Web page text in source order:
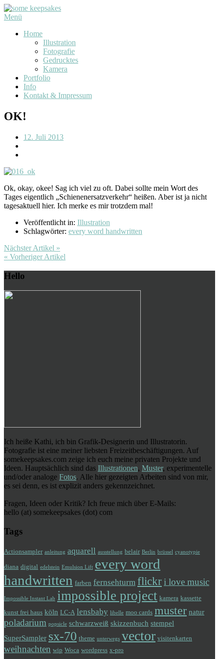
Menü
Home
Illustration
Fotografie
Gedrucktes
Kamera
Portfolio
Info
Kontakt & Impressum
OK!
12. Juli 2013
Ok, okay, okee! Sag ich viel zu oft. Dabei sollte mein Wort des
Tages eigentlich „Schienenersatzverkehr“ heißen. Aber ist ja nicht
tagesaktuell hier. Ich merke es mir trotzdem mal!
Veröffentlicht in: Illustration
Schlagwörter: every word handwritten
Nächster Artikel »
« Vorheriger Artikel
Hello
Ich heiße Kathi, ich bin Grafik-Designerin und Illustratorin.
Fotografie ist eine meiner liebsten Freizeitbeschäftigungen. Auf
somekeepsakes.com zeige ich euch meine privaten Projekte und
Ideen. Hauptsächlich sind das Illustrationen, Muster, experimentelle
und/oder analoge Fotos. Alle hier gezeigten Arbeiten sind von mir,
es sei denn, es ist explizit anders gekennzeichnet.
Fragen, Ideen oder Kritik? Ich freue mich über E-Mails:
hello (at) somekeepsakes (dot) com
Tags
Actionsampler anleitung aquarell ausstellung belair Berlin brüssel cyanotypie
diana digital edelstein Emulsion Lift every word
handwritten farben fernsehturm flickr i love music
Impossible Instant Lab impossible project kamera kassette
kunst frei haus köln LC-A lensbaby libelle moo cards muster natur
poladarium popsicle schwarzweiß skizzenbuch stempel
SuperSampler sx-70 theme unterwegs vector visitenkarten
weihnachten wip Woca wordpress x-pro